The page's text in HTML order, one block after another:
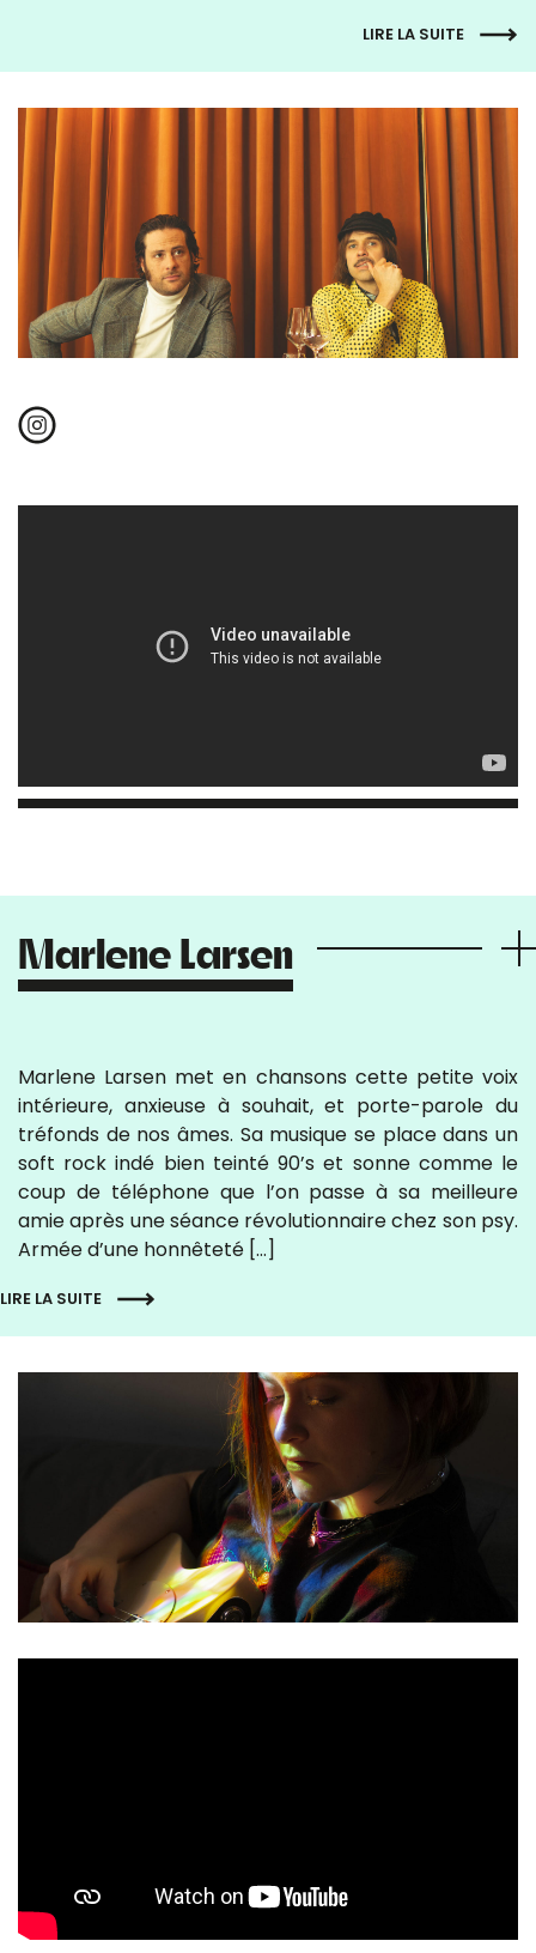
LIRE LA SUITE
Marlene Larsen
Marlene Larsen met en chansons cette petite voix
intérieure, anxieuse à souhait, et porte-parole du
tréfonds de nos âmes. Sa musique se place dans un
soft rock indé bien teinté 90’s et sonne comme le
coup de téléphone que l’on passe à sa meilleure
amie après une séance révolutionnaire chez son psy.
Armée d’une honnêteté […]
LIRE LA SUITE